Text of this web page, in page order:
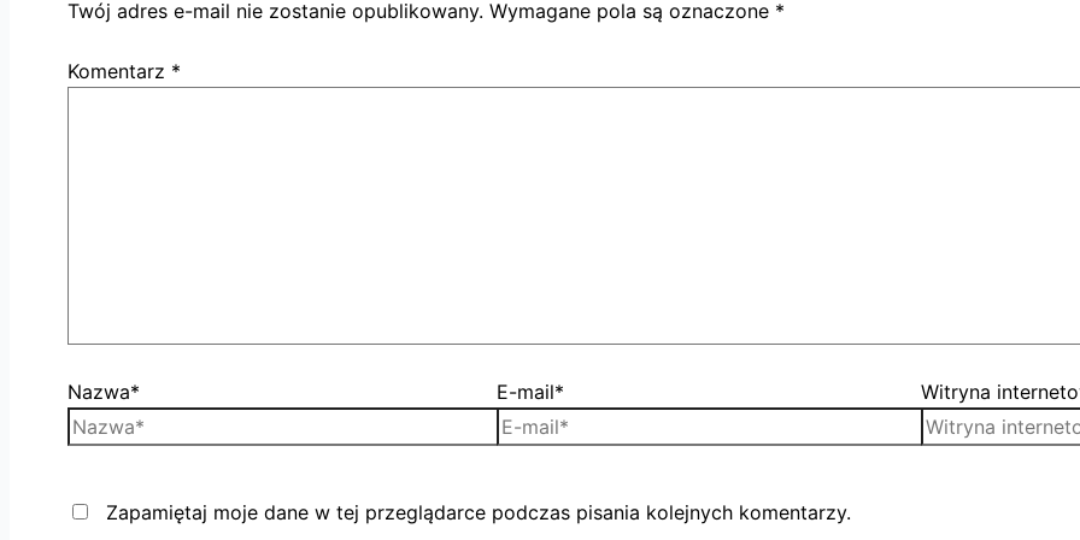
Twój adres e-mail nie zostanie opublikowany. Wymagane pola są oznaczone *
Komentarz *
Nazwa* E-mail* Witryna
Zapamiętaj moje dane w tej przeglądarce podczas pisania kolejnych komentarzy.